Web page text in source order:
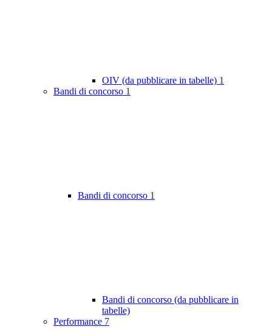
OIV (da pubblicare in tabelle) 1
Bandi di concorso 1
Bandi di concorso 1
Bandi di concorso (da pubblicare in
tabelle)
Performance 7